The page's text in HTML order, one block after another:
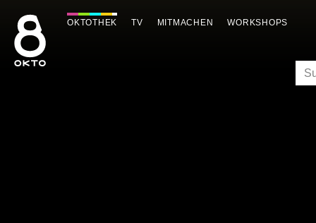
Inhalt
springen
OKTOTHEK TV MITMACHEN WORKSHOPS